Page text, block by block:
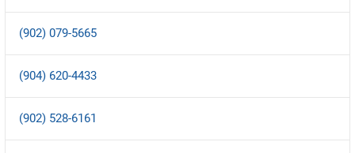
(902) 079-5665
(904) 620-4433
(902) 528-6161